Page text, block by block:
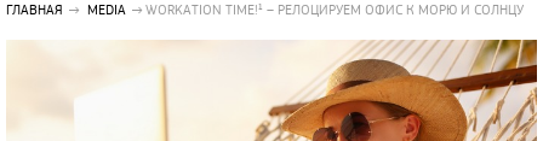
ГЛАВНАЯ MEDIA WORKATION TIME!¹ – РЕЛОЦИРУЕМ ОФИС К МОРЮ И СОЛНЦУ